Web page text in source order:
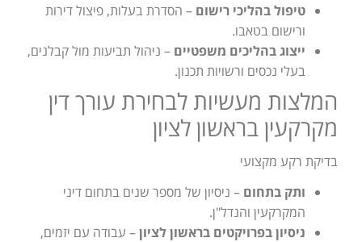
טיפול בהליכי רישום – הסדרת בעלות, פיצול דירות
ורישום בטאבו.
ייצוג בהליכים משפטיים – ניהול תביעות מול קבלנים,
בעלי נכסים ורשויות תכנון.
המלצות מעשיות לבחירת עורך דין
מקרקעין בראשון לציון
בדיקת רקע מקצועי
ותק בתחום – ניסיון של מספר שנים בתחום דיני
המקרקעין והנדל"ן.
ניסיון בפרויקטים בראשון לציון– עבודה עם יזמים,